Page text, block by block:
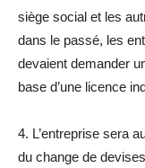
siège social et les
dans le passé, les
devaient demander
base d’une licence
4. L’entreprise sera
du change de